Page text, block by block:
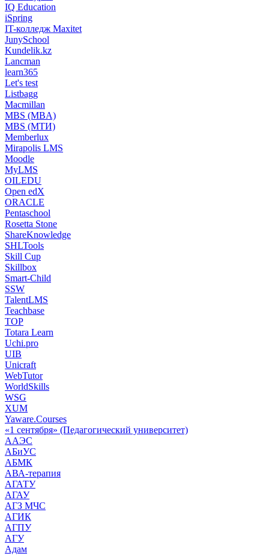
IQ Education
iSpring
IT-колледж Maxitet
JunySchool
Kundelik.kz
Lancman
learn365
Let's test
Listbagg
Macmillan
MBS (MBA)
MBS (МТИ)
Memberlux
Mirapolis LMS
Moodle
MyLMS
OILEDU
Open edX
ORACLE
Pentaschool
Rosetta Stone
ShareKnowledge
SHLTools
Skill Cup
Skillbox
Smart-Child
SSW
TalentLMS
Teachbase
TOP
Totara Learn
Uchi.pro
UIB
Unicraft
WebTutor
WorldSkills
WSG
XUM
Yaware.Courses
«1 сентября» (Педагогический университет)
ААЭС
АБиУС
АБМК
АВА-терапия
АГАТУ
АГАУ
АГЗ МЧС
АГИК
АГПУ
АГУ
Адам